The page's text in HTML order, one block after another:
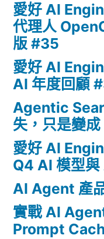
愛好 AI
代理人
版 #35
愛好 AI
AI 年度回顧
Agentic
失，只是變
愛好 AI
Q4 AI 模型
AI Agent 產
實戰 AI
Prompt